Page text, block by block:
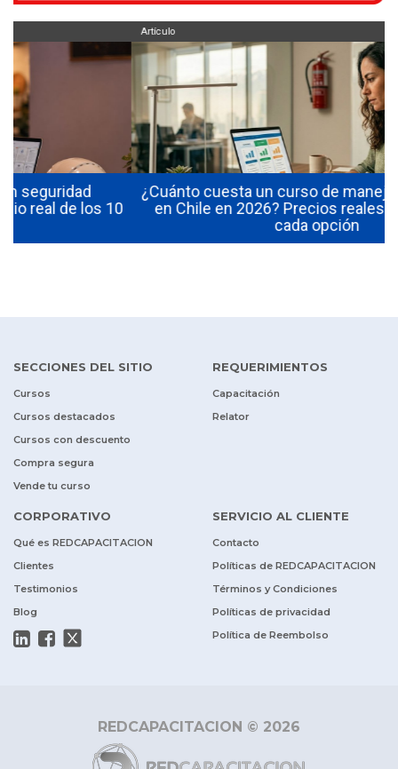
¿Cuánto cuesta un curso de manejo de extintores
en Chile en 2026? Precios reales y qué incluye
SECCIONES DEL SITIO
Cursos
Cursos destacados
Cursos con descuento
Compra segura
Vende tu curso
REQUERIMIENTOS
Capacitación
Relator
CORPORATIVO
Qué es REDCAPACITACION
Clientes
Testimonios
Blog
SERVICIO AL CLIENTE
Contacto
Políticas de REDCAPACITACION
Términos y Condiciones
Políticas de privacidad
Política de Reembolso
REDCAPACITACION © 2026